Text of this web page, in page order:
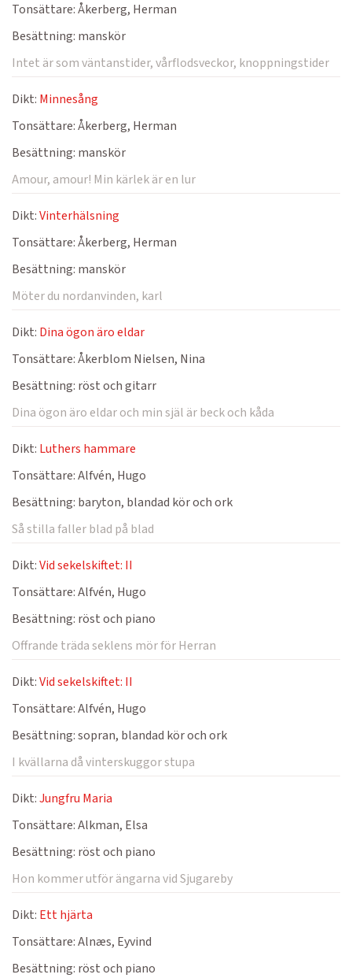
Tonsättare:Åkerberg, Herman
Besättning: manskör
Intet är som väntanstider, vårflodsveckor, knoppningstider
Dikt: Minnesång
Tonsättare:Åkerberg, Herman
Besättning: manskör
Amour, amour! Min kärlek är en lur
Dikt:Vinterhälsning
Tonsättare:Åkerberg, Herman
Besättning: manskör
Möter du nordanvinden, karl
Dikt: Dina ögon äro eldar
Tonsättare:Åkerblom Nielsen, Nina
Besättning: röst och gitarr
Dina ögon äro eldar och min själ är beck och kåda
Dikt: Luthers hammare
Tonsättare:Alfvén, Hugo
Besättning: baryton, blandad kör och ork
Så stilla faller blad på blad
Dikt:Vid sekelskiftet: II
Tonsättare:Alfvén, Hugo
Besättning: röst och piano
Offrande träda seklens mör för Herran
Dikt:Vid sekelskiftet: II
Tonsättare:Alfvén, Hugo
Besättning:sopran, blandad kör och ork
I kvällarna då vinterskuggor stupa
Dikt:Jungfru Maria
Tonsättare:Alkman, Elsa
Besättning: röst och piano
Hon kommer utför ängarna vid Sjugareby
Dikt: Ett hjärta
Tonsättare:Alnæs, Eyvind
Besättning: röst och piano